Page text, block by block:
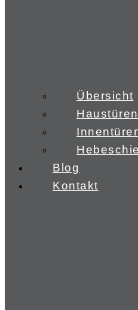
Übersicht
Haustüren
Blog
Kontakt